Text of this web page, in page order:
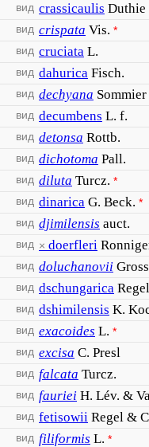
вид crassicaulis
вид crispata Vis. *
вид cruciata L.
вид dahurica Fisch.
вид dechyana
вид decumbens L. f.
вид detonsa Rottb.
вид dichotoma Pall.
вид diluta Turcz. *
вид dinarica G. Beck. *
вид djimilensis auct.
вид × doerfleri
вид doluchanovii
вид dschungarica Regel
вид dshimilensis K.
вид exacoides L. *
вид excisa C. Presl
вид falcata Turcz.
вид fauriei H. Lév. &
вид fetisowii Regel &
вид filiformis L. *